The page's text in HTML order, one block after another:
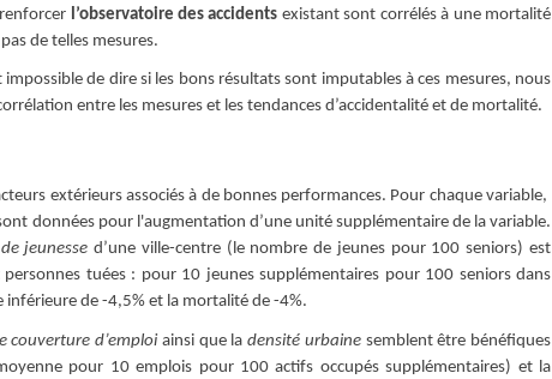
l’observatoire des accidents existant sont corrélés à une mortalité
de telles mesures.
de dire si les bons résultats sont imputables à ces mesures, nous
entre les mesures et les tendances d’accidentalité et de mortalité.
extérieurs associés à de bonnes performances. Pour chaque variable,
données pour l'augmentation d’une unité supplémentaire de la variable.
jeunesse d’une ville-centre (le nombre de jeunes pour 100 seniors) est
tuées : pour 10 jeunes supplémentaires pour 100 seniors dans
inférieure de -4,5% et la mortalité de -4%.
couverture d’emploi ainsi que la densité urbainesemblent être bénéfiques
pour 10 emplois pour 100 actifs occupés supplémentaires) et la